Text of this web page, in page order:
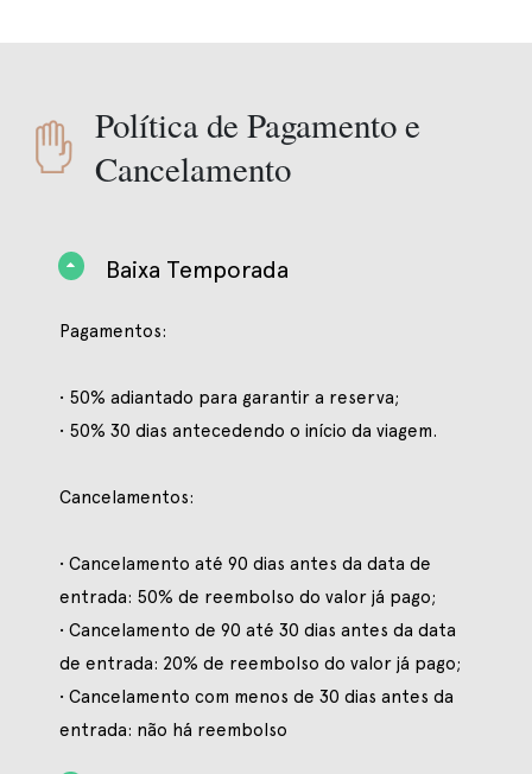
Política de Pagamento e
Cancelamento
Baixa Temporada
Pagamentos:
• 50% adiantado para garantir a reserva;
• 50% 30 dias antecedendo o início da viagem.
Cancelamentos:
• Cancelamento até 90 dias antes da data de
entrada: 50% de reembolso do valor já pago;
• Cancelamento de 90 até 30 dias antes da data
de entrada: 20% de reembolso do valor já pago;
• Cancelamento com menos de 30 dias antes da
entrada: não há reembolso